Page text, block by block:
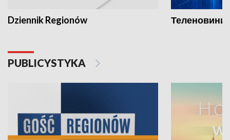
Dziennik Regionów Теленовини
PUBLICYSTYKA